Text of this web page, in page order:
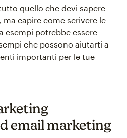
quello che devi sapere
capire come scrivere le
esempi potrebbe essere
che possono aiutarti a
importanti per le tue
email marketing